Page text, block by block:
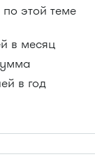
этой теме
в месяц
в год